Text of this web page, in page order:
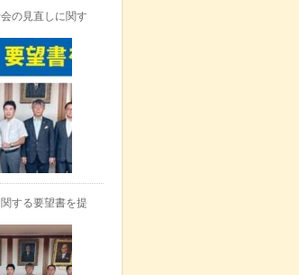
の見直しに関す
する要望書を提